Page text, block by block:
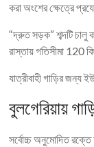
করা অংশের ক্ষেত্রে
“দ্রুত সড়ক” শব্দটি
রাস্তায় গতিসীমা 120
যাত্রীবাহী গাড়ির জন্য
বুলগেরিয়ায়
সর্বোচ্চ অনুমোদিত